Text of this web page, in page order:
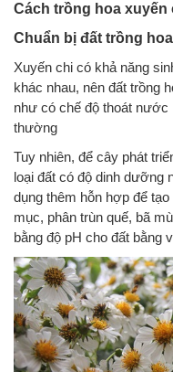
Cách trồng hoa xuyến
Chuẩn bị đất trồng
Xuyến chi có khả năng
khác nhau, nên đất trồng
như có chế độ thoát nước
thường
Tuy nhiên, để cây phát
loại đất có độ dinh dưỡng
dụng thêm hỗn hợp để
mục, phân trùn quế, bã
bằng độ pH cho đất bằng